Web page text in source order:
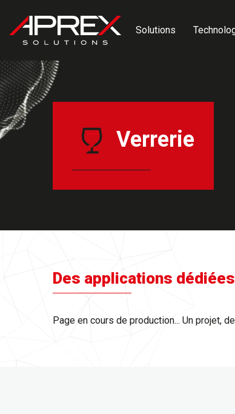
Solutions
Verrerie
Des applications
Page en cours de production... Un projet,